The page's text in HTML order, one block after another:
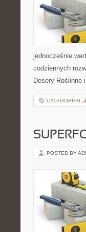
jednocześnie
codziennych
Desery
CATEGORIES:
POSTED BY